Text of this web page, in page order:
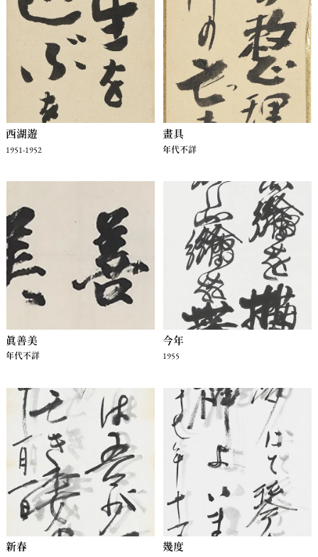
西湖遊
1951-1952
畫具
年代不詳
真善美
年代不詳
今年
1955
新春 幾度